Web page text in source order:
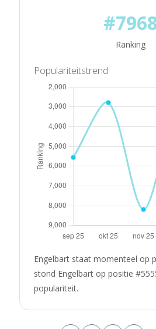
Ranking
Populariteitstrend
Engelbart staat momenteel op
stond Engelbart op positie
populariteit.